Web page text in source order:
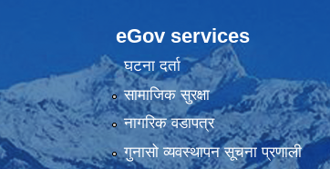
eGov services
घटना दर्ता
सामाजिक सुरक्षा
नागरिक वडापत्र
गुनासो व्यवस्थापन सूचना प्रणाली